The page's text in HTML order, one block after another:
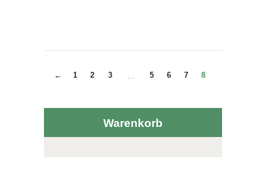
← 1 2 3 … 5 6 7 8
Warenkorb